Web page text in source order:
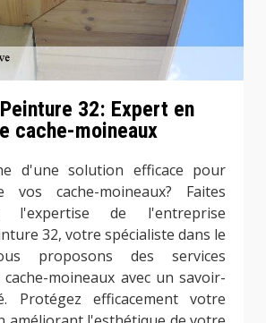
32: Expert en
cache-moineaux
d'une solution efficace pour
vos cache-moineaux? Faites
l'expertise de l'entreprise
32, votre spécialiste dans le
proposons des services
moineaux avec un savoir-
Protégez efficacement votre